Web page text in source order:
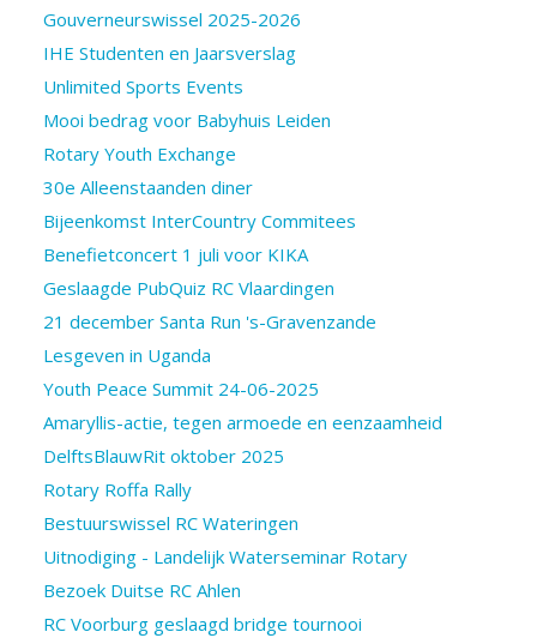
Gouverneurswissel 2025-2026
IHE Studenten en Jaarsverslag
Unlimited Sports Events
Mooi bedrag voor Babyhuis Leiden
Rotary Youth Exchange
30e Alleenstaanden diner
Bijeenkomst InterCountry Commitees
Benefietconcert 1 juli voor KIKA
Geslaagde PubQuiz RC Vlaardingen
21 december Santa Run 's-Gravenzande
Lesgeven in Uganda
Youth Peace Summit 24-06-2025
Amaryllis-actie, tegen armoede en eenzaamheid
DelftsBlauwRit oktober 2025
Rotary Roffa Rally
Bestuurswissel RC Wateringen
Uitnodiging - Landelijk Waterseminar Rotary
Bezoek Duitse RC Ahlen
RC Voorburg geslaagd bridge tournooi